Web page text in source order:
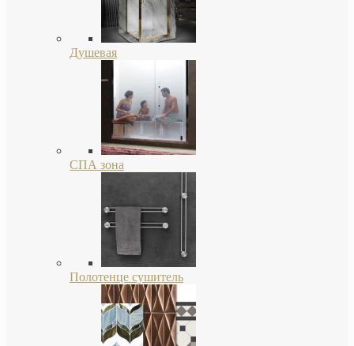
Душевая
СПА зона
Полотенце сушитель